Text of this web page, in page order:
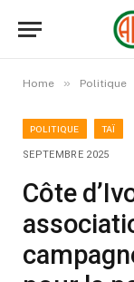
Home » Politique
POLITIQUE TAÏ
SEPTEMBRE 2025
Côte